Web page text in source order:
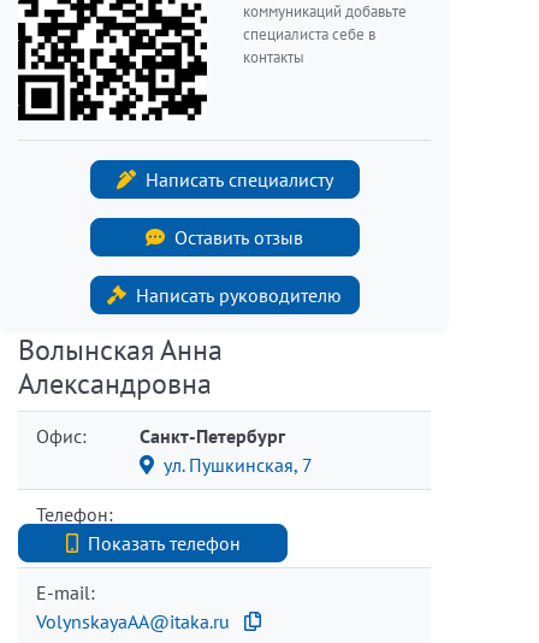
коммуникаций добавьте
специалиста себе в
контакты
Написать специалисту
Оставить отзыв
Написать руководителю
Волынская Анна
Александровна
Офис:
Санкт-Петербург
ул. Пушкинская, 7
Телефон:
Показать телефон
+7 (812) 740-70-40
E-mail:
VolynskayaAA@itaka.ru